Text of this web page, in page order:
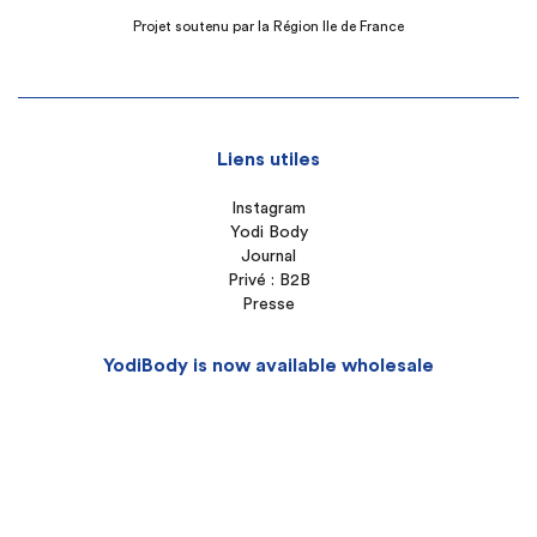
Projet soutenu par la Région Ile de France
Liens utiles
Instagram
Yodi Body
Journal
Privé : B2B
Presse
YodiBody is now available wholesale